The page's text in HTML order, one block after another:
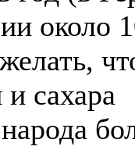
около
и сахара